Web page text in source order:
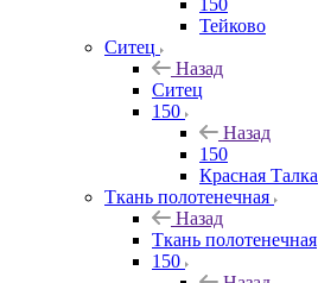
150
Тейково
Ситец
Назад
Ситец
150
Назад
150
Красная Талка
Ткань полотенечная
Назад
Ткань полотенечная
150